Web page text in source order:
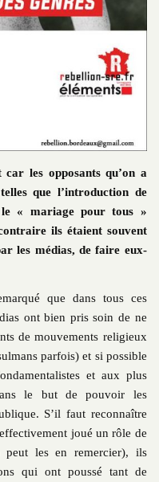
les opposants qu’on a
que l’introduction de
le « mariage pour tous »
ils étaient souvent
les médias, de faire eux-
que dans tous ces
ont bien pris soin de ne
de mouvements religieux
parfois) et si possible
et aux plus
le but de pouvoir les
S’il faut reconnaître
joué un rôle de
les en remercier), ils
qui ont poussé tant de